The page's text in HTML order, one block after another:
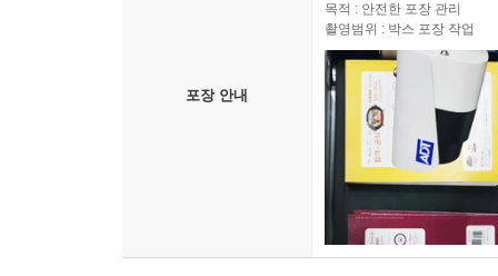
포장 안내
목적 : 안전한 포장 관리
촬영범위 : 박스 포장 작업